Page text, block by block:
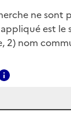
ne sont
est le
2) nom